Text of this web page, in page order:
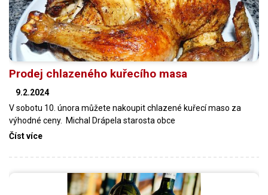
Prodej chlazeného kuřecího masa
9.2.2024
V sobotu 10. února můžete nakoupit chlazené kuřecí maso za
výhodné ceny. Michal Drápela starosta obce
Číst více